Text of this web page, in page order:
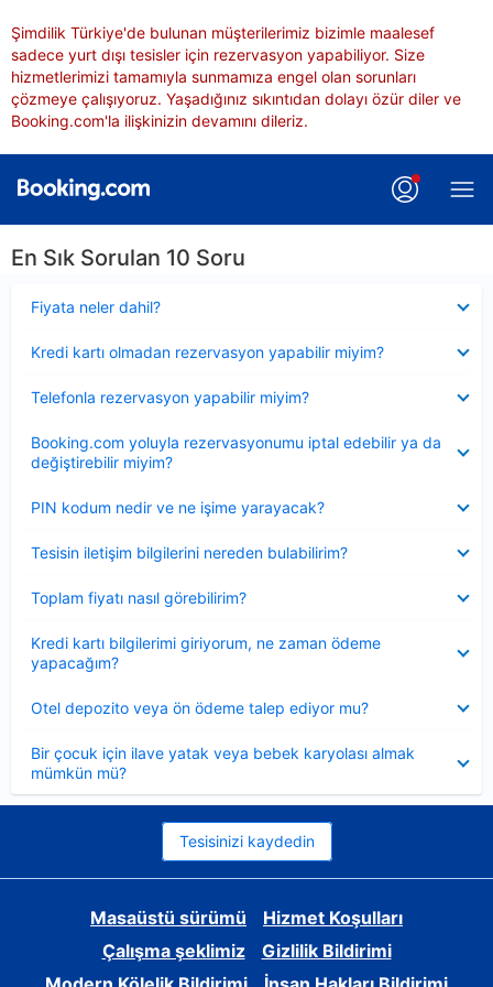
Şimdilik Türkiye'de bulunan müşterilerimiz bizimle maalesef
sadece yurt dışı tesisler için rezervasyon yapabiliyor. Size
hizmetlerimizi tamamıyla sunmamıza engel olan sorunları
çözmeye çalışıyoruz. Yaşadığınız sıkıntıdan dolayı özür diler ve
Booking.com'la ilişkinizin devamını dileriz.
En Sık Sorulan 10 Soru
Fiyata neler dahil?
Kredi kartı olmadan rezervasyon yapabilir miyim?
Telefonla rezervasyon yapabilir miyim?
Booking.com yoluyla rezervasyonumu iptal edebilir ya da
değiştirebilir miyim?
PIN kodum nedir ve ne işime yarayacak?
Tesisin iletişim bilgilerini nereden bulabilirim?
Toplam fiyatı nasıl görebilirim?
Kredi kartı bilgilerimi giriyorum, ne zaman ödeme
yapacağım?
Otel depozito veya ön ödeme talep ediyor mu?
Bir çocuk için ilave yatak veya bebek karyolası almak
mümkün mü?
Tesisinizi kaydedin
Masaüstü sürümü
Hizmet Koşulları
Çalışma şeklimiz
Gizlilik Bildirimi